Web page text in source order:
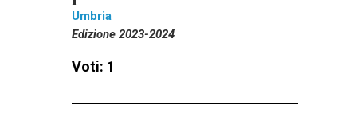
Umbria
Edizione 2023-2024
Voti: 1